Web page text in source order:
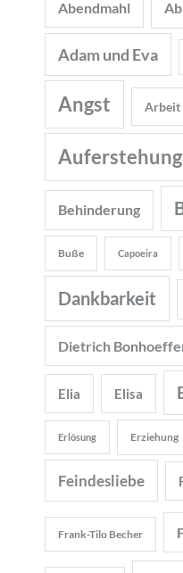
Abendmahl
Adam und Eva
Angst Arbeit
Auferstehung
Behinderung
Buße Capoeira
Dankbarkeit
Dietrich
Elia Elisa
Erlösung Erziehung
Feindesliebe
Frank-Tilo Becher